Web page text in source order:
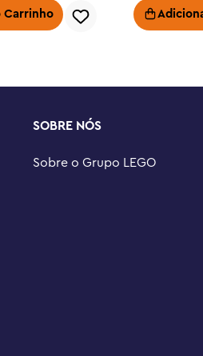
seu pequeno entusiasta do
o aplicativo 3D LEGO® Builder,
como um presente
LEGO® (vendidos
de bloqueio de ar espacial para
espacial
inspiradores que
19 cm (7,5 pol.) de largura e
Carrinho
SOBRE NÓS
Sobre o Grupo LEGO